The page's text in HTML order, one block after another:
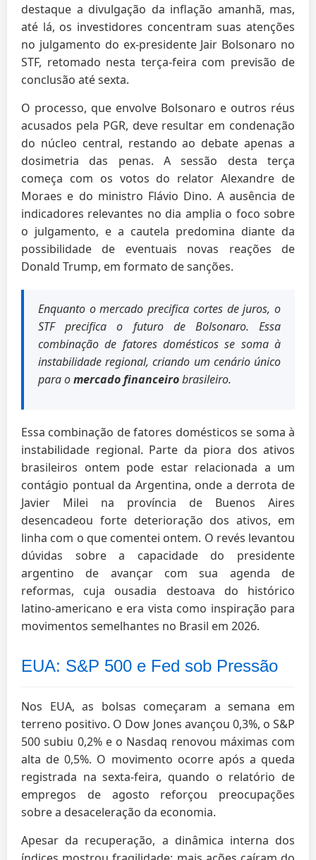
destaque a divulgação da inflação amanhã, mas,
até lá, os investidores concentram suas atenções
no julgamento do ex-presidente Jair Bolsonaro no
STF, retomado nesta terça-feira com previsão de
conclusão até sexta.
O processo, que envolve Bolsonaro e outros réus
acusados pela PGR, deve resultar em condenação
do núcleo central, restando ao debate apenas a
dosimetria das penas. A sessão desta terça
começa com os votos do relator Alexandre de
Moraes e do ministro Flávio Dino. A ausência de
indicadores relevantes no dia amplia o foco sobre
o julgamento, e a cautela predomina diante da
possibilidade de eventuais novas reações de
Donald Trump, em formato de sanções.
Enquanto o mercado precifica cortes de juros, o
STF precifica o futuro de Bolsonaro. Essa
combinação de fatores domésticos se soma à
instabilidade regional, criando um cenário único
para omercado financeirobrasileiro.
Essa combinação de fatores domésticos se soma à
instabilidade regional. Parte da piora dos ativos
brasileiros ontem pode estar relacionada a um
contágio pontual da Argentina, onde a derrota de
Javier Milei na província de Buenos Aires
desencadeou forte deterioração dos ativos, em
linha com o que comentei ontem. O revés levantou
dúvidas sobre a capacidade do presidente
argentino de avançar com sua agenda de
reformas, cuja ousadia destoava do histórico
latino-americano e era vista como inspiração para
movimentos semelhantes no Brasil em 2026.
EUA: S&P 500 e Fed sob Pressão
Nos EUA, as bolsas começaram a semana em
terreno positivo. O Dow Jones avançou 0,3%, o S&P
500 subiu 0,2% e o Nasdaq renovou máximas com
alta de 0,5%. O movimento ocorre após a queda
registrada na sexta-feira, quando o relatório de
empregos de agosto reforçou preocupações
sobre a desaceleração da economia.
Apesar da recuperação, a dinâmica interna dos